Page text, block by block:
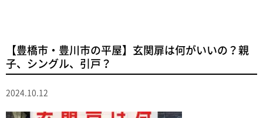
【豊橋市・豊川市の平屋】玄関扉は何がいいの？親
子、シングル、引戸？
2024.10.12